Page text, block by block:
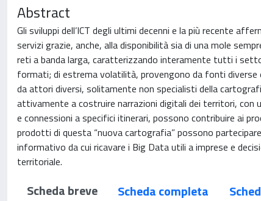
Abstract
Gli sviluppi dell’ICT degli ultimi decenni e la più recente
servizi grazie, anche, alla disponibilità sia di una mole
reti a banda larga, caratterizzando interamente tutti i
formati; di estrema volatilità, provengono da fonti
da attori diversi, solitamente non specialisti della
attivamente a costruire narrazioni digitali dei territori, con
e connessioni a specifici itinerari, possono contribuire ai
prodotti di questa “nuova cartografia” possono
informativo da cui ricavare i Big Data utili a imprese e
territoriale.
Scheda breve Scheda completa